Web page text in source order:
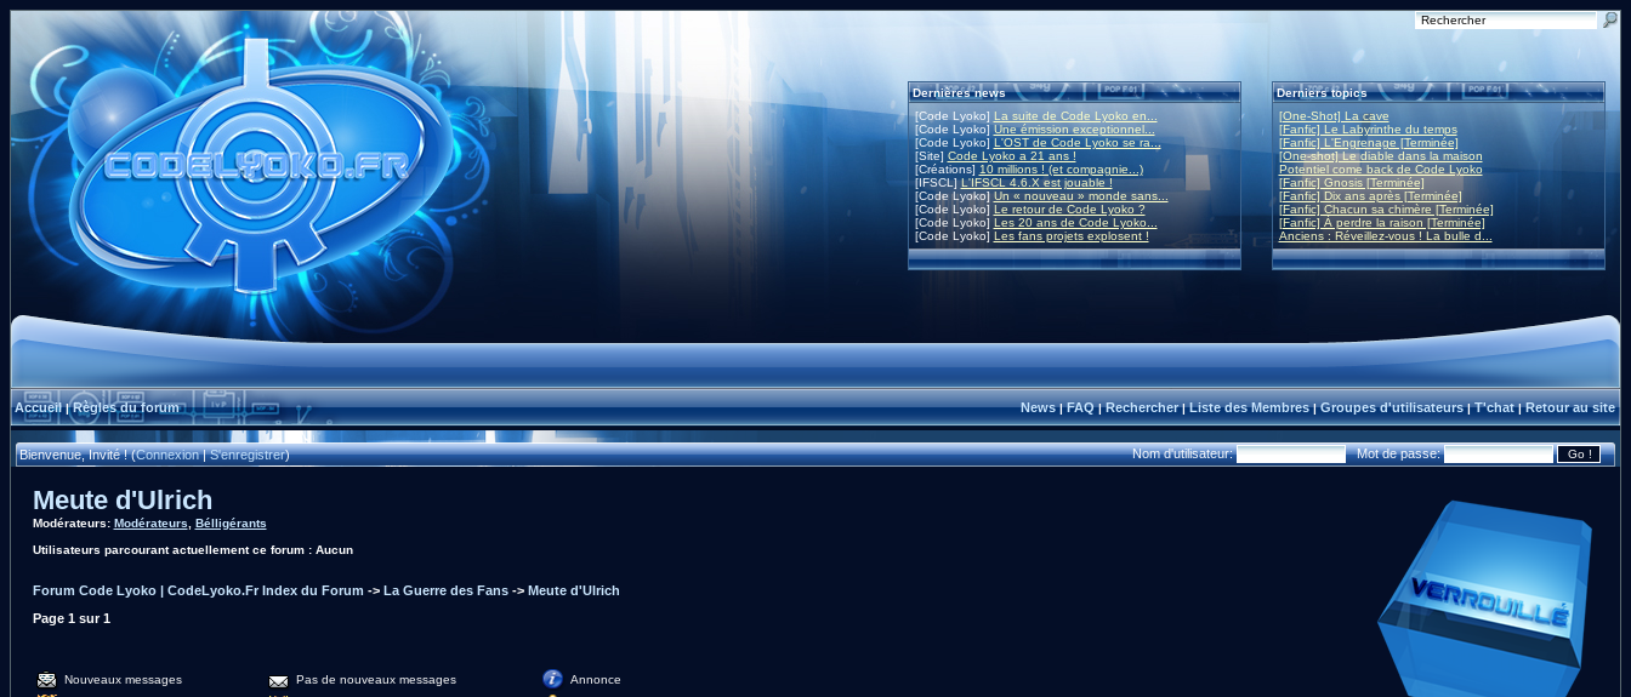
Dernières news
[Code Lyoko] La suite de Code Lyoko en...
[Code Lyoko]Une émission exceptionnel...
[Code Lyoko] L'OST de Code Lyoko se ra...
[Site] Code Lyoko a 21 ans !
[Créations] 10 millions ! (et compagnie...)
[IFSCL]L'IFSCL 4.6.X est jouable !
[Code Lyoko] Un « nouveau » monde sans...
[Code Lyoko] Le retour de Code Lyoko ?
[Code Lyoko] Les 20 ans de Code Lyoko...
[Code Lyoko] Les fans projets explosent !
Derniers topics
[One-Shot] La cave
[Fanfic] Le Labyrinthe du temps
[Fanfic] L'Engrenage [Terminée]
[One-shot] Le diable dans la maison
Potentiel come back de Code Lyoko
[Fanfic] Gnosis [Terminée]
[Fanfic] Dix ans après [Terminée]
[Fanfic] Chacun sa chimère [Terminée]
[Fanfic] À perdre la raison [Terminée]
Anciens : Réveillez-vous ! La bulle d...
Accueil|Règles du forum News|FAQ|Rechercher|Liste des Membres|Groupes d'utilisateurs|T'chat|Retour au site
Bienvenue, Invité ! (Connexion|S'enregistrer) Nom d'utilisateur: Mot de passe:
Meute d'Ulrich
Modérateurs: Modérateurs
Bélligérants
Utilisateurs parcourant actuellement ce forum : Aucun
Forum Code Lyoko | CodeLyoko.Fr Index du Forum -> La Guerre des Fans-> Meute d'Ulrich
Page 1sur1
Nouveaux messages Pas de nouveaux messages
Annonce